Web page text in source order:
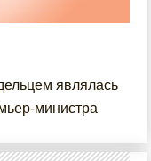
являлась
министра